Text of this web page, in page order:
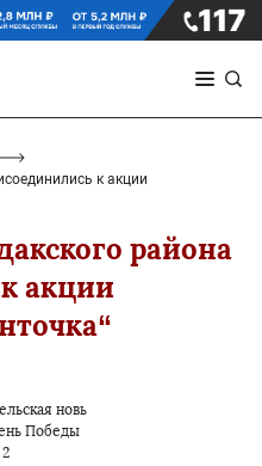
к акции
района
акции
новь
Победы